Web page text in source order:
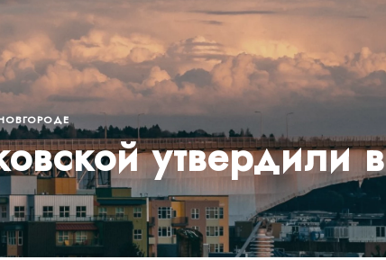
утвердили в